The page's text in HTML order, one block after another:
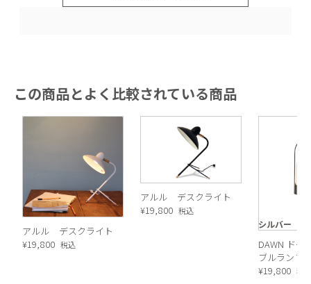
この商品とよく比較されている商品
アルル デスクライト
¥19,800 税込
アルル デスクライト
¥19,800 税込
シルバー
DAWN ドー
ブルランプ
ー）
¥19,800 税